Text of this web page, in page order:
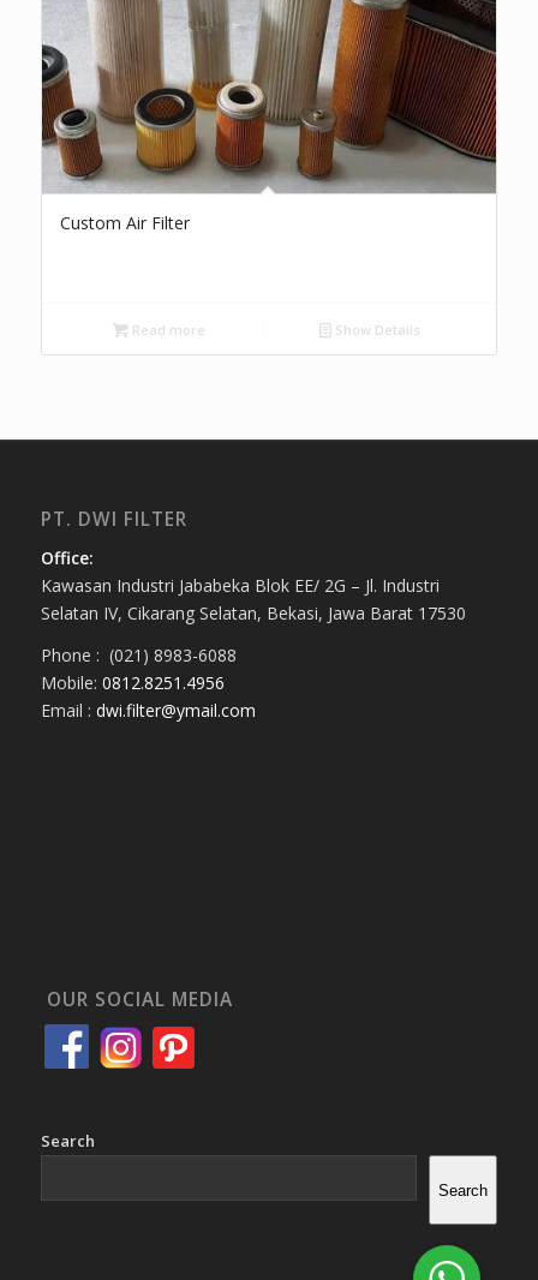
Custom Air Filter
Read more Show Details
PT. DWI FILTER
Office:
Kawasan Industri Jababeka Blok EE/ 2G – Jl. Industri
Selatan IV, Cikarang Selatan, Bekasi, Jawa Barat 17530
Phone : (021) 8983-6088
Mobile: 0812.8251.4956
Email : dwi.filter@ymail.com
OUR SOCIAL MEDIA
Search
Search